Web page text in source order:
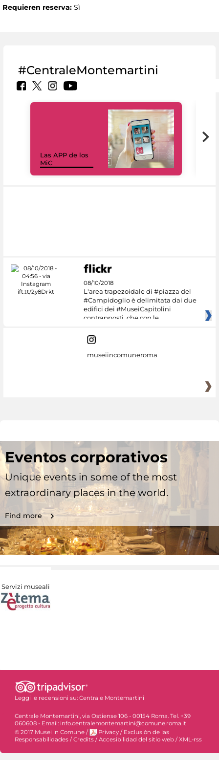
Requieren reserva: Sì
#CentraleMontemartini
Las APP de los
MiC
08/10/2018
L'area trapezoidale di #piazza del
#Campidoglio è delimitata dai due
edifici dei #MuseiCapitolini
contrapposti, che con le
museiincomuneroma
Eventos corporativos
Unique events in some of the most
extraordinary places in the world.
Find more
Servizi museali
Leggi le recensioni su: Centrale Montemartini
Centrale Montemartini, via Ostiense 106 - 00154 Roma. Tel. +39
060608 - Email: info.centralemontemartini@comune.roma.it
© 2017 Musei in Comune / Privacy / Exclusiòn de las
Responsabilidades /Credits /Accesibilidad del sitio web /XML-rss